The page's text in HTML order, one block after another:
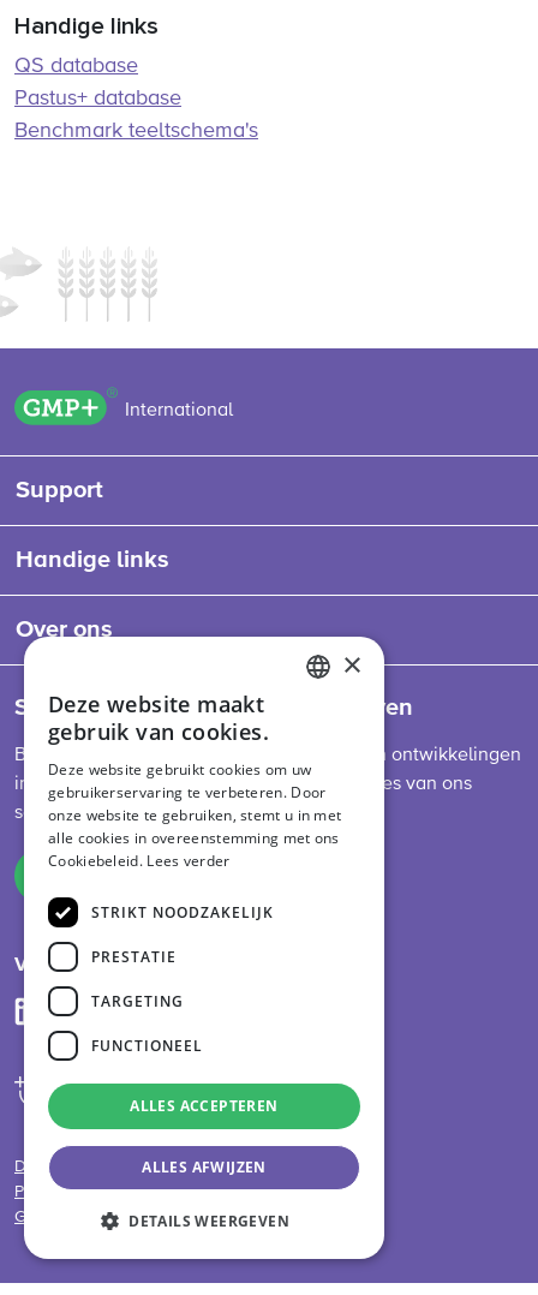
Handige links
QS database
Pastus+ database
Benchmark teeltschema's
GMP+ logo
International
Support
Handige links
Over ons
Schrijf je in voor onze nieuwsbrieven
Blijf op de hoogte van het laatste nieuws en ontwikkelingen
in de sector, diervoederwetgeving en updates van ons
schema.
Volg ons op social media
Disclaimer
Privacy
Gebruiksvoorwaarden
GERMAN
×
Deze website maakt
gebruik van cookies.
Deze website gebruikt cookies om uw
gebruikerservaring te verbeteren. Door
onze website te gebruiken, stemt u in met
alle cookies in overeenstemming met ons
Cookiebeleid. Lees verder
STRIKT NOODZAKELIJK
PRESTATIE
TARGETING
FUNCTIONEEL
ALLES ACCEPTEREN
ALLES AFWIJZEN
DETAILS WEERGEVEN